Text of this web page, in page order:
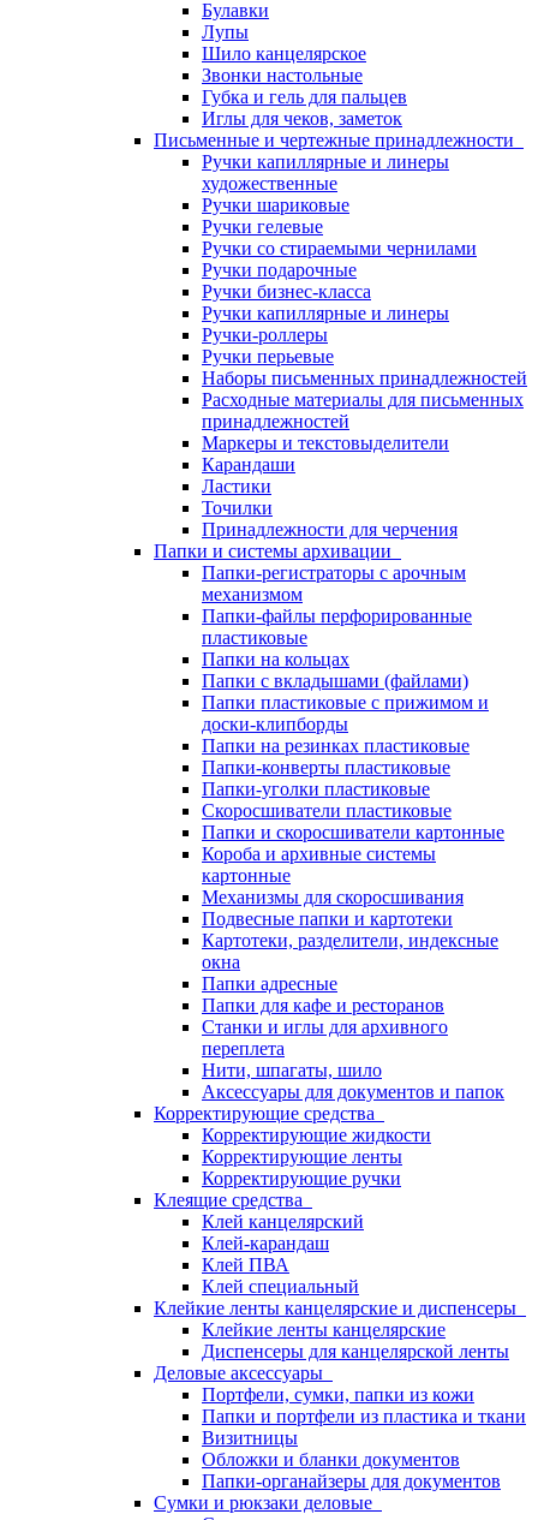
Булавки
Лупы
Шило канцелярское
Звонки настольные
Губка и гель для пальцев
Иглы для чеков, заметок
Письменные и чертежные принадлежности
Ручки капиллярные и линеры
художественные
Ручки шариковые
Ручки гелевые
Ручки со стираемыми чернилами
Ручки подарочные
Ручки бизнес-класса
Ручки капиллярные и линеры
Ручки-роллеры
Ручки перьевые
Наборы письменных принадлежностей
Расходные материалы для письменных
принадлежностей
Маркеры и текстовыделители
Карандаши
Ластики
Точилки
Принадлежности для черчения
Папки и системы архивации
Папки-регистраторы с арочным
механизмом
Папки-файлы перфорированные
пластиковые
Папки на кольцах
Папки с вкладышами (файлами)
Папки пластиковые с прижимом и
доски-клипборды
Папки на резинках пластиковые
Папки-конверты пластиковые
Папки-уголки пластиковые
Скоросшиватели пластиковые
Папки и скоросшиватели картонные
Короба и архивные системы
картонные
Механизмы для скоросшивания
Подвесные папки и картотеки
Картотеки, разделители, индексные
окна
Папки адресные
Папки для кафе и ресторанов
Станки и иглы для архивного
переплета
Нити, шпагаты, шило
Аксессуары для документов и папок
Корректирующие средства
Корректирующие жидкости
Корректирующие ленты
Корректирующие ручки
Клеящие средства
Клей канцелярский
Клей-карандаш
Клей ПВА
Клей специальный
Клейкие ленты канцелярские и диспенсеры
Клейкие ленты канцелярские
Диспенсеры для канцелярской ленты
Деловые аксессуары
Портфели, сумки, папки из кожи
Папки и портфели из пластика и ткани
Визитницы
Обложки и бланки документов
Папки-органайзеры для документов
Сумки и рюкзаки деловые